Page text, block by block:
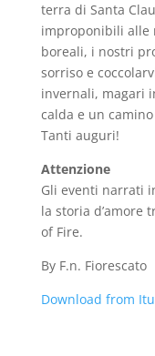
terra di Santa
improponibili alle
boreali, i nostri
sorriso e
invernali, magari
calda e un
Tanti auguri!
Attenzione
Gli eventi narrati
la storia d’amore
of Fire.
By F.n. Fiorescato
Download from